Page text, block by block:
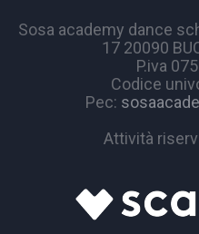
Sosa academy dance
17 20090
P.iva
Codice
Pec:
Attività